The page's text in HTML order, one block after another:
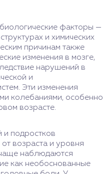
факторы —
и химических
причинам также
изменения в мозге,
нарушений в
и
Эти изменения
колебаниями, особенно
возрасте.
и подростков
возраста и уровня
наблюдаются
как необоснованные